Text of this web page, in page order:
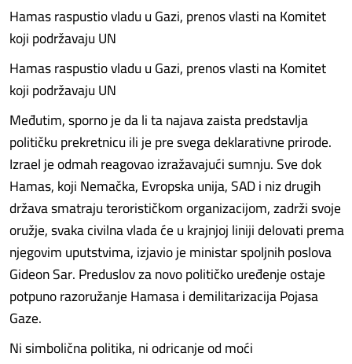
Hamas raspustio vladu u Gazi, prenos vlasti na Komitet
koji podržavaju UN
Hamas raspustio vladu u Gazi, prenos vlasti na Komitet
koji podržavaju UN
Međutim, sporno je da li ta najava zaista predstavlja
političku prekretnicu ili je pre svega deklarativne prirode.
Izrael je odmah reagovao izražavajući sumnju. Sve dok
Hamas, koji Nemačka, Evropska unija, SAD i niz drugih
država smatraju terorističkom organizacijom, zadrži svoje
oružje, svaka civilna vlada će u krajnjoj liniji delovati prema
njegovim uputstvima, izjavio je ministar spoljnih poslova
Gideon Sar. Preduslov za novo političko uređenje ostaje
potpuno razoružanje Hamasa i demilitarizacija Pojasa
Gaze.
Ni simbolična politika, ni odricanje od moći